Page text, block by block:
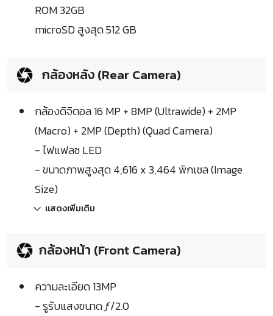
ROM 32GB
microSD สูงสุด 512 GB
กล้องหลัง (Rear Camera)
กล้องดิจิตอล 16 MP + 8MP (Ultrawide) + 2MP
(Macro) + 2MP (Depth) (Quad Camera)
- ไฟแฟลช LED
- ขนาดภาพสูงสุด 4,616 x 3,464 พิกเซล (Image
Size)
แสดงเพิ่มเติม
กล้องหน้า (Front Camera)
ความละเอียด 13MP
- รูรับแสงขนาด ƒ/2.0